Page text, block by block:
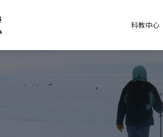
科教中心